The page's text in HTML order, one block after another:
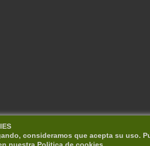
consideramos que acepta su uso.